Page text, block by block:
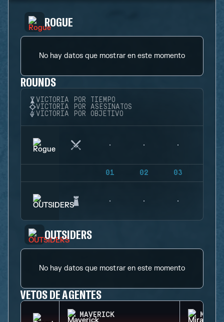
ROGUE
No hay datos que mostrar en este momento
ROUNDS
VICTORIA POR TIEMPO
VICTORIA POR ASESINATOS
VICTORIA POR OBJETIVO
01 02 03
OUTSIDERS
No hay datos que mostrar en este momento
VETOS DE AGENTES
MAVERICK MIRA